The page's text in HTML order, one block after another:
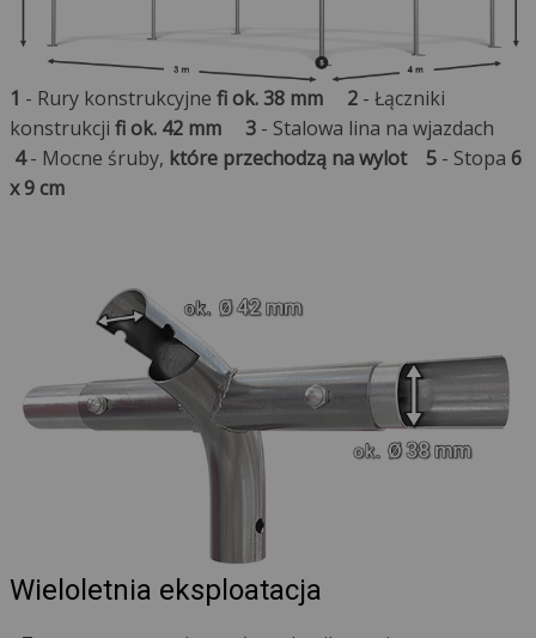
1 - Rury konstrukcyjne fi ok. 38 mm 2- Łączniki
konstrukcji fi ok. 42 mm 3- Stalowa lina na wjazdach
4- Mocne śruby, które przechodzą na wylot 5- Stopa 6
x 9 cm
Wieloletnia eksploatacja